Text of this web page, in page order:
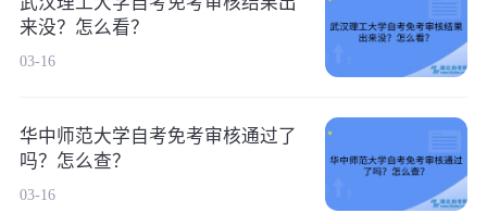
来没？怎么看？
03-16
华中师范大学自考免考审核通过了
吗？怎么查？
03-16